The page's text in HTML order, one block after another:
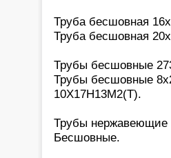
Труба бесшовная
Труба бесшовная
Трубы бесшовные
Трубы бесшовные
10Х17Н13М2(Т).
Трубы нержавеющие
Бесшовные.